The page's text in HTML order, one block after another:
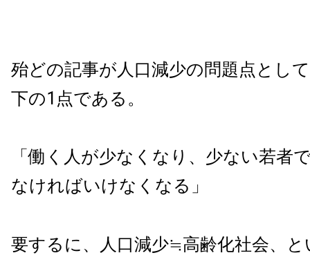
殆どの記事が人口減少の問題点とし
下の1点である。
「働く人が少なくなり、少ない若者
なければいけなくなる」
要するに、人口減少≒高齢化社会、